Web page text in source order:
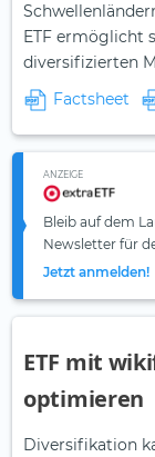
ETF ermöglicht
diversifizierten
Factsheet
ANZEIGE
Bleib auf dem
Newsletter für
Jetzt anmelden!
ETF mit
optimieren
Diversifikation